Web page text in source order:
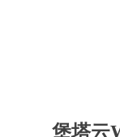
堡塔云